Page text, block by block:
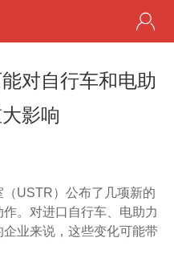
对自行车和电助
影响
USTR）公布了几项新的
。对进口自行车、电助力
业来说，这些变化可能带